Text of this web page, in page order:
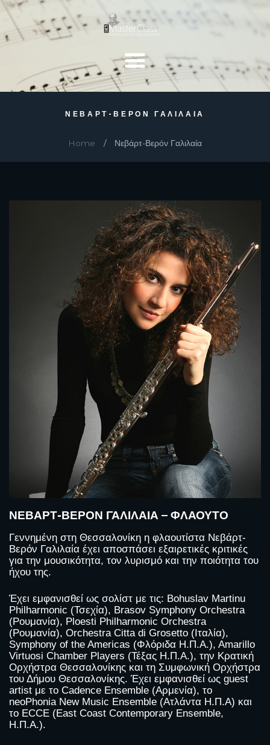
ΝΕΒΆΡΤ-ΒΕΡΌΝ ΓΑΛΙΛΑΊΑ
Home Νεβάρτ-Βερόν Γαλιλαία
ΝΕΒΆΡΤ-ΒΕΡΌΝ ΓΑΛΙΛΑΊΑ – ΦΛΆΟΥΤΟ
Γεννημένη στη Θεσσαλονίκη η φλαουτίστα Νεβάρτ-
Βερόν Γαλιλαία έχει αποσπάσει εξαιρετικές κριτικές
για την μουσικότητα, τον λυρισμό και την ποιότητα του
ήχου της.
Έχει εμφανισθεί ως σολίστ με τις: Bohuslav Martinu
Philharmonic (Τσεχία), Brasov Symphony Orchestra
(Ρουμανία), Ploesti Philharmonic Orchestra
(Ρουμανία), Orchestra Citta di Grosetto (Ιταλία),
Symphony of the Americas (Φλόριδα Η.Π.Α.), Amarillo
Virtuosi Chamber Players (Τέξας Η.Π.Α.), την Κρατική
Ορχήστρα Θεσσαλονίκης και τη Συμφωνική Ορχήστρα
του Δήμου Θεσσαλονίκης. Έχει εμφανισθεί ως guest
artist με το Cadence Ensemble (Aρμενία), το
neoPhonia New Music Ensemble (Ατλάντα Η.Π.Α) και
το ECCE (East Coast Contemporary Ensemble,
Η.Π.Α.).